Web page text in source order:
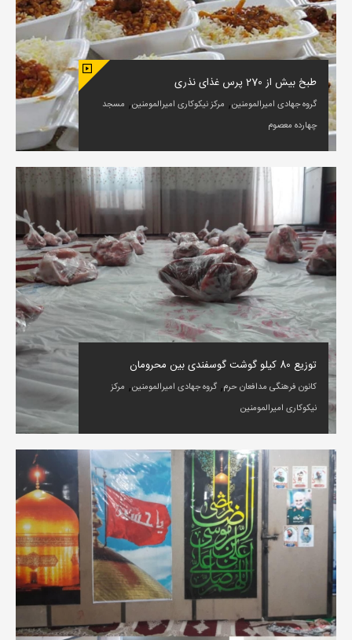
طبخ بیش از 270 پرس غذای نذری
گروه جهادی امیرالمومنین, مرکز نیکوکاری امیرالمومنین, مسجد
چهارده معصوم
توزیع 80 کیلو گوشت گوسفندی بین محرومان
کانون فرهنگی مدافعان حرم, گروه جهادی امیرالمومنین, مرکز
نیکوکاری امیرالمومنین